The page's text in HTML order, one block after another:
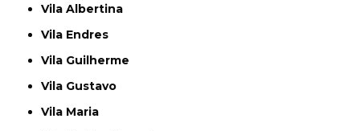
Vila Albertina
Vila Endres
Vila Guilherme
Vila Gustavo
Vila Maria